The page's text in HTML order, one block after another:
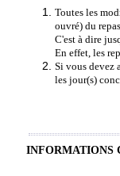
Toutes les
ouvré) du
C'est à dire
En effet, les
Si vous devez
les jour(s)
INFORMATIONS